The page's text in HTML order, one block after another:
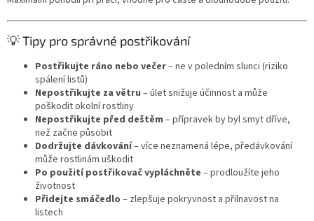
💡 Tipy pro správné postřikování
Postřikujte ráno nebo večer– ne v poledním slunci (riziko
spálení listů)
Nepostřikujte za větru – úlet snižuje účinnost a může
poškodit okolní rostliny
Nepostřikujte před deštěm – přípravek by byl smyt dříve,
než začne působit
Dodržujte dávkování– více neznamená lépe, předávkování
může rostlinám uškodit
Po použití postřikovač vypláchněte – prodloužíte jeho
životnost
Přidejte smáčedlo – zlepšuje pokryvnost a přilnavost na
listech